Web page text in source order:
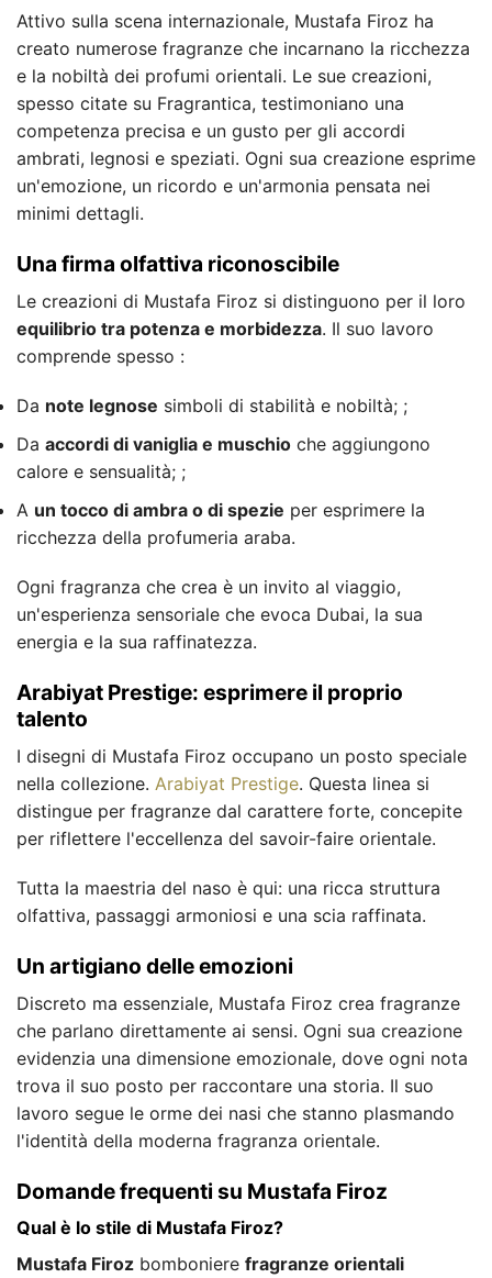
Attivo sulla scena internazionale, Mustafa Firoz ha
creato numerose fragranze che incarnano la ricchezza
e la nobiltà dei profumi orientali. Le sue creazioni,
spesso citate su Fragrantica, testimoniano una
competenza precisa e un gusto per gli accordi
ambrati, legnosi e speziati. Ogni sua creazione esprime
un'emozione, un ricordo e un'armonia pensata nei
minimi dettagli.
Una firma olfattiva riconoscibile
Le creazioni di Mustafa Firoz si distinguono per il loro
equilibrio tra potenza e morbidezza. Il suo lavoro
comprende spesso :
Da note legnose simboli di stabilità e nobiltà; ;
Da accordi di vaniglia e muschio che aggiungono
calore e sensualità; ;
A un tocco di ambra o di spezie per esprimere la
ricchezza della profumeria araba.
Ogni fragranza che crea è un invito al viaggio,
un'esperienza sensoriale che evoca Dubai, la sua
energia e la sua raffinatezza.
Arabiyat Prestige: esprimere il proprio
talento
I disegni di Mustafa Firoz occupano un posto speciale
nella collezione. Arabiyat Prestige. Questa linea si
distingue per fragranze dal carattere forte, concepite
per riflettere l'eccellenza del savoir-faire orientale.
Tutta la maestria del naso è qui: una ricca struttura
olfattiva, passaggi armoniosi e una scia raffinata.
Un artigiano delle emozioni
Discreto ma essenziale, Mustafa Firoz crea fragranze
che parlano direttamente ai sensi. Ogni sua creazione
evidenzia una dimensione emozionale, dove ogni nota
trova il suo posto per raccontare una storia. Il suo
lavoro segue le orme dei nasi che stanno plasmando
l'identità della moderna fragranza orientale.
Domande frequenti su Mustafa Firoz
Qual è lo stile di Mustafa Firoz?
Mustafa Firoz bomboniere fragranze orientali